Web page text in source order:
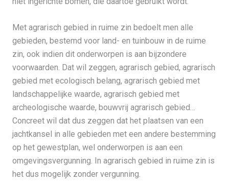
Met agrarisch gebied in ruime zin bedoelt men alle
gebieden, bestemd voor land- en tuinbouw in de ruime
zin, ook indien dit onderworpen is aan bijzondere
voorwaarden. Dat wil zeggen, agrarisch gebied, agrarisch
gebied met ecologisch belang, agrarisch gebied met
landschappelijke waarde, agrarisch gebied met
archeologische waarde, bouwvrij agrarisch gebied…
Concreet wil dat dus zeggen dat het plaatsen van een
jachtkansel in alle gebieden met een andere bestemming
op het gewestplan, wel onderworpen is aan een
omgevingsvergunning. In agrarisch gebied in ruime zin is
het dus mogelijk zonder vergunning.